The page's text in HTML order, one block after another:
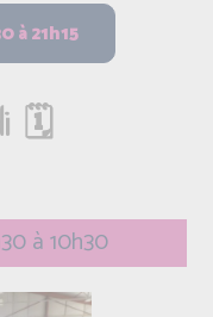
🗓️
à 10h30